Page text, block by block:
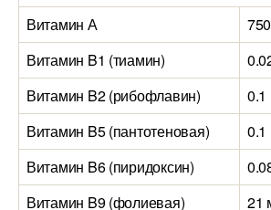
Витамин А
Витамин B1 (тиамин)
Витамин B2 (рибофлавин)
0.1
Витамин B5 (пантотеновая)
0.1
Витамин B6 (пиридоксин)
Витамин B9 (фолиевая)
21